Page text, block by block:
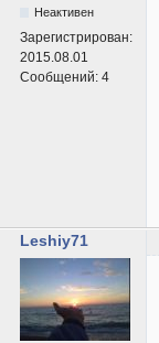
Неактивен
Зарегистрирован:
2015.08.01
Сообщений: 4
Leshiy71